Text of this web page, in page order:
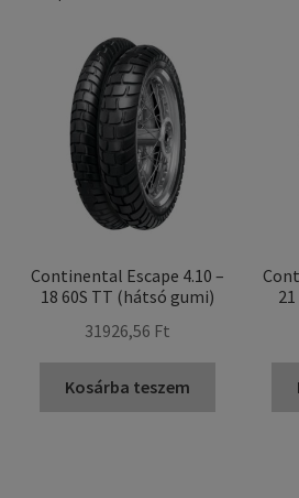
Continental Escape 4.10 –
18 60S TT (hátsó gumi)
31926,56 Ft
Kosárba teszem